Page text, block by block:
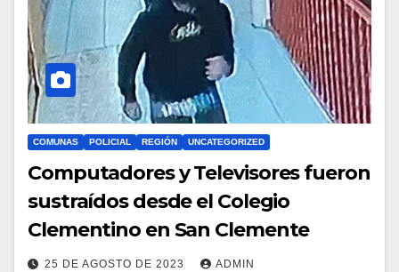
COMUNAS POLICIAL REGIÓN UNCATEGORIZED
Computadores y Televisores fueron
sustraídos desde el Colegio
Clementino en San Clemente
25 DE AGOSTO DE 2023 ADMIN